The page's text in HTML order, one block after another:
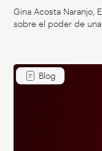
Gina Acosta Naranjo,
sobre el poder de
Blog